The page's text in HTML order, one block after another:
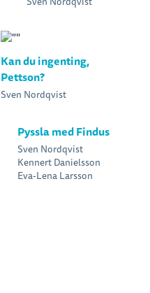
Kan du ingenting,
Pettson?
Sven Nordqvist
Pyssla med Findus
Sven Nordqvist
Kennert Danielsson
Eva-Lena Larsson